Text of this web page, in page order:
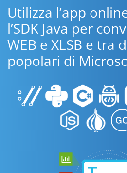
Utilizza l’app
l’SDK Java per
WEB e XLSB e tra
popolari di